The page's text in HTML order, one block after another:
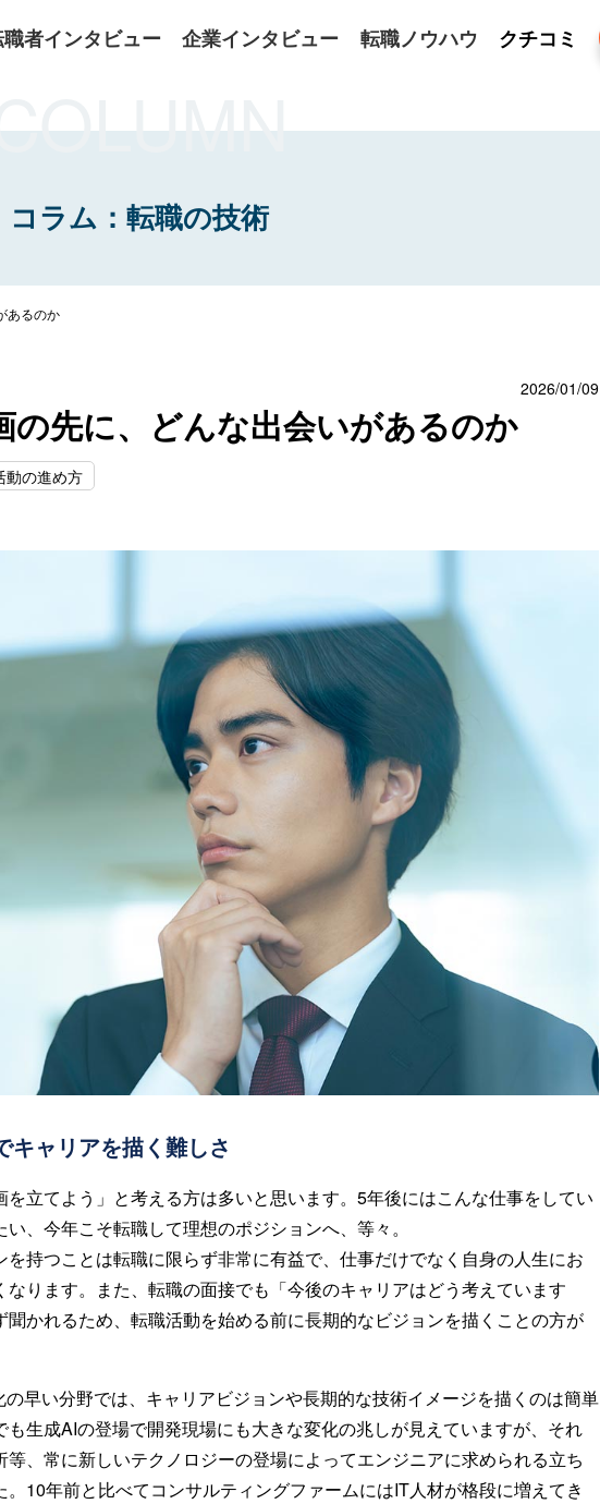
者インタビュー 企業インタビュー 転職ノウハウ クチコミ
コラム：転職の技術
あるのか
2026/01/09
の先に、どんな出会いがあるのか
動の進め方
キャリアを描く難しさ
立てよう」と考える方は多いと思います。5年後にはこんな仕事をしてい
、今年こそ転職して理想のポジションへ、等々。
を持つことは転職に限らず非常に有益で、仕事だけでなく自身の人生にお
ります。また、転職の面接でも「今後のキャリアはどう考えています
かれるため、転職活動を始める前に長期的なビジョンを描くことの方が
早い分野では、キャリアビジョンや長期的な技術イメージを描くのは簡単
生成AIの登場で開発現場にも大きな変化の兆しが見えていますが、それ
、常に新しいテクノロジーの登場によってエンジニアに求められる立ち
10年前と比べてコンサルティングファームにはIT人材が格段に増えてき